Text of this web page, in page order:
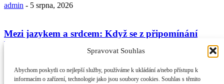
Spravovat Souhlas
Abychom poskytli co nejlepší služby, používáme k ukládání a/nebo přístupu k
informacím o zařízení, technologie jako jsou soubory cookies. Souhlas s těmito
admin - 5 srpna, 2026
Mezi jazykem a srdcem: Když se z připomínání
Boha stává jen...